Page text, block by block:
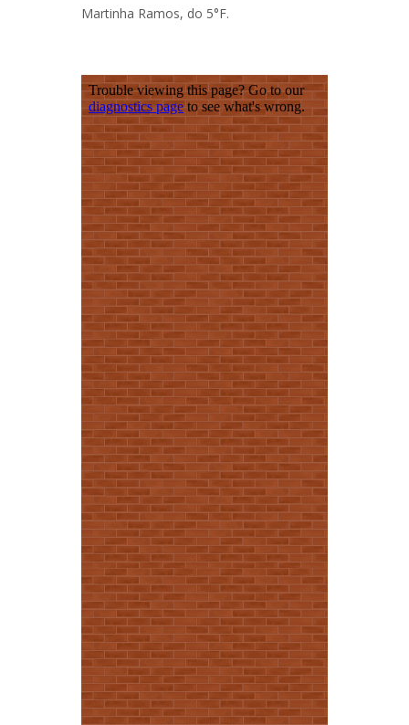
09/2 – O Solo
10 – Doping e Ética
Desportiva
11 – A Dieta Mediterrânia
11/2 O Desperdício
Alimentar
Martinha Ramos, do 5°F.